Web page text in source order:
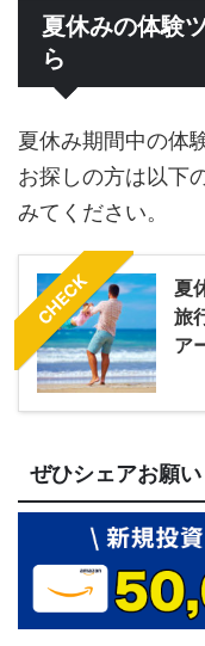
夏休みの体験
ら
夏休み期間中の体
お探しの方は以下
みてください。
CHECK
夏
旅
ア
ぜひシェアお願